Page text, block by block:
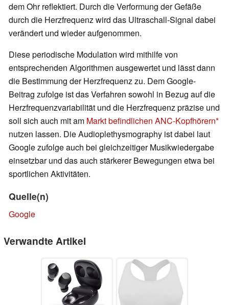
dem Ohr reflektiert. Durch die Verformung der Gefäße
durch die Herzfrequenz wird das Ultraschall-Signal dabei
verändert und wieder aufgenommen.
Diese periodische Modulation wird mithilfe von
entsprechenden Algorithmen ausgewertet und lässt dann
die Bestimmung der Herzfrequenz zu. Dem Google-
Beitrag zufolge ist das Verfahren sowohl in Bezug auf die
Herzfrequenzvariabilität und die Herzfrequenz präzise und
soll sich auch mit am Markt befindlichen ANC-Kopfhörern
nutzen lassen. Die Audioplethysmography ist dabei laut
Google zufolge auch bei gleichzeitiger Musikwiedergabe
einsetzbar und das auch stärkerer Bewegungen etwa bei
sportlichen Aktivitäten.
Quelle(n)
Google
Verwandte Artikel